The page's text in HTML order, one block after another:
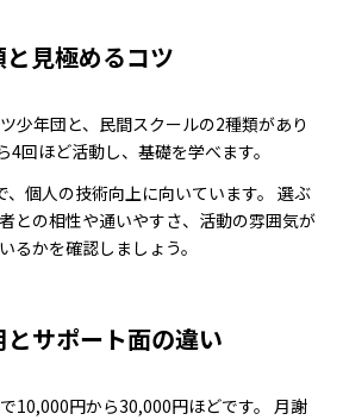
見極めるコツ
少年団と、民間スクールの2種類があり
4回ほど活動し、基礎を学べます。
、個人の技術向上に向いています。 選ぶ
との相性や通いやすさ、活動の雰囲気が
るかを確認しましょう。
サポート面の違い
10,000円から30,000円ほどです。 月謝